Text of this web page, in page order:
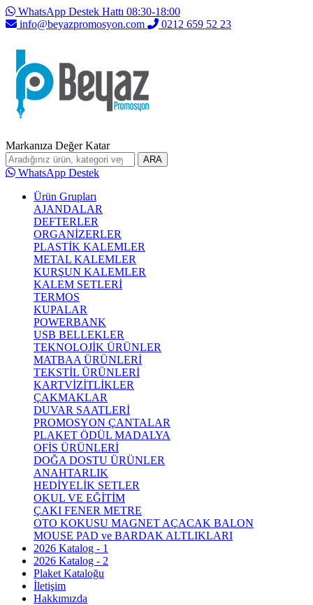
WhatsApp Destek Hattı 08:30-18:00
info@beyazpromosyon.com
0212 659 52 23
Markanıza Değer Katar
ARA
WhatsApp Destek
Ürün Grupları
AJANDALAR
DEFTERLER
ORGANİZERLER
PLASTİK KALEMLER
METAL KALEMLER
KURŞUN KALEMLER
KALEM SETLERİ
TERMOS
KUPALAR
POWERBANK
USB BELLEKLER
TEKNOLOJİK ÜRÜNLER
MATBAA ÜRÜNLERİ
TEKSTİL ÜRÜNLERİ
KARTVİZİTLİKLER
ÇAKMAKLAR
DUVAR SAATLERİ
PROMOSYON ÇANTALAR
PLAKET ÖDÜL MADALYA
OFİS ÜRÜNLERİ
DOĞA DOSTU ÜRÜNLER
ANAHTARLIK
HEDİYELİK SETLER
OKUL VE EĞİTİM
ÇAKI FENER METRE
OTO KOKUSU MAGNET AÇACAK BALON
MOUSE PAD ve BARDAK ALTLIKLARI
2026 Katalog - 1
2026 Katalog - 2
Plaket Kataloğu
İletişim
Hakkımızda